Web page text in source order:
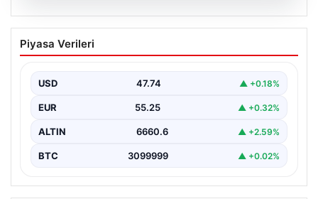
08.08.2026
Petrol fiyatları 25 Mayıs: Petrol fiyatları
düştü mü, ne kadar oldu? Brent petrol
Piyasa Verileri
USD 47.74 ▲ +0.18%
EUR 55.25 ▲ +0.32%
ALTIN 6660.6 ▲ +2.59%
BTC 3099999 ▲ +0.02%